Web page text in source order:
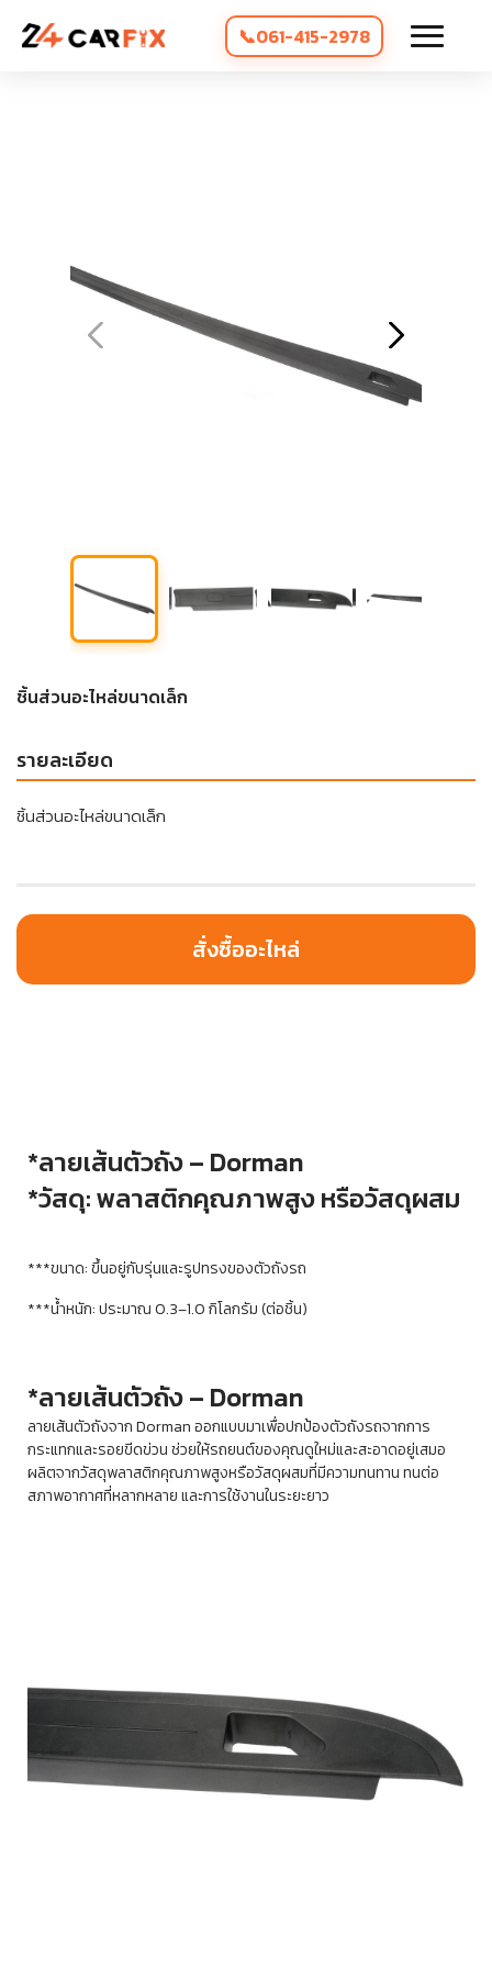
061-415-2978
ชิ้นส่วนอะไหล่ขนาดเล็ก
รายละเอียด
ชิ้นส่วนอะไหล่ขนาดเล็ก
สั่งซื้ออะไหล่
*ลายเส้นตัวถัง – Dorman
*วัสดุ: พลาสติกคุณภาพสูง หรือวัสดุผสม
***ขนาด: ขึ้นอยู่กับรุ่นและรูปทรงของตัวถังรถ
***น้ำหนัก: ประมาณ 0.3–1.0 กิโลกรัม (ต่อชิ้น)
*ลายเส้นตัวถัง – Dorman
ลายเส้นตัวถังจาก Dorman ออกแบบมาเพื่อปกป้องตัวถังรถจากการ
กระแทกและรอยขีดข่วน ช่วยให้รถยนต์ของคุณดูใหม่และสะอาดอยู่เสมอ
ผลิตจากวัสดุพลาสติกคุณภาพสูงหรือวัสดุผสมที่มีความทนทาน ทนต่อ
สภาพอากาศที่หลากหลาย และการใช้งานในระยะยาว